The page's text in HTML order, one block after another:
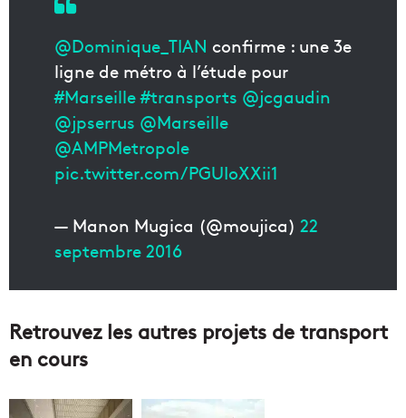
@Dominique_TIAN confirme : une 3e
ligne de métro à l’étude pour
#Marseille#transports @jcgaudin
@jpserrus @Marseille
@AMPMetropole
pic.twitter.com/PGUIoXXii1
— Manon Mugica (@moujica) 22
septembre 2016
Retrouvez les autres projets de transport
en cours